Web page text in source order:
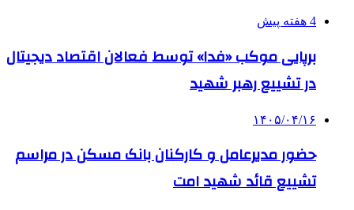
4 هفته پیش
برپایی موکب «فدا» توسط فعالان اقتصاد دیجیتال
در تشییع رهبر شهید
۱۴۰۵/۰۴/۱۶
حضور مدیرعامل و کارکنان بانک مسکن در مراسم
تشییع قائد شهید امت